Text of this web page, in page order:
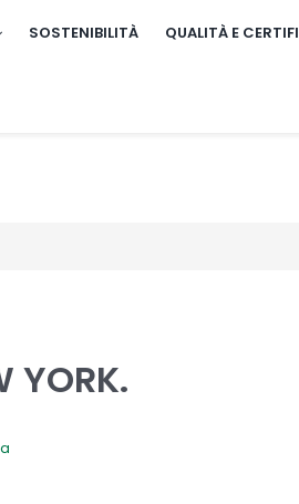
SOSTENIBILITÀ QUALITÀ E
YORK.